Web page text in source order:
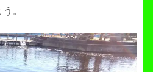
。